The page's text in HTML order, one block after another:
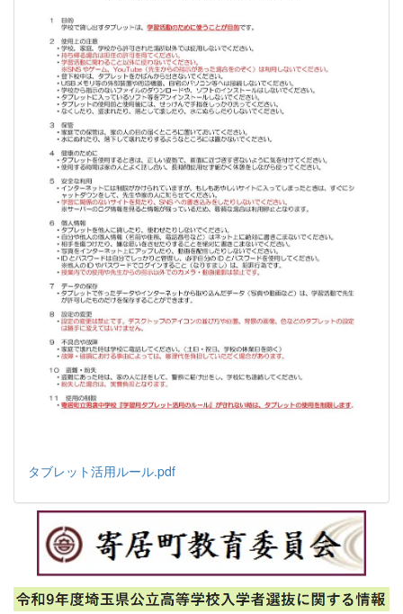
タブレット活用ルール.pdf